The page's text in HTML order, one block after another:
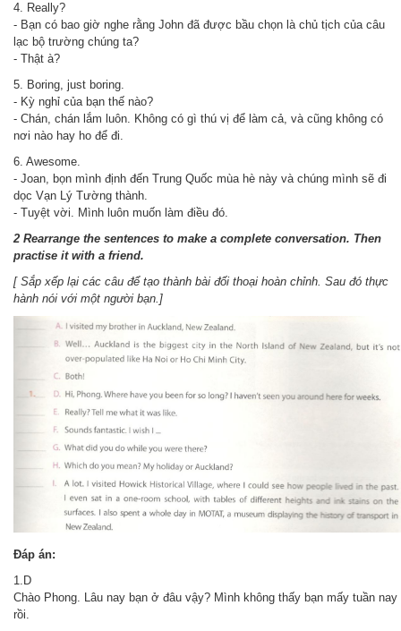
4. Really?
- Bạn có bao giờ nghe rằng John đã được bầu chọn là chủ tịch của câu
lạc bộ trường chúng ta?
- Thật à?
5. Boring, just boring.
- Kỳ nghỉ của bạn thế nào?
- Chán, chán lắm luôn. Không có gì thú vị để làm cả, và cũng không có
nơi nào hay ho để đi.
6. Awesome.
- Joan, bọn mình định đến Trung Quốc mùa hè này và chúng mình sẽ đi
dọc Vạn Lý Tường thành.
- Tuyệt vời. Mình luôn muốn làm điều đó.
2 Rearrange the sentences to make a complete conversation. Then
practise it with a friend.
[ Sắp xếp lại các câu để tạo thành bài đối thoại hoàn chỉnh. Sau đó thực
hành nói với một người bạn.]
Đáp án:
1.D
Chào Phong. Lâu nay bạn ở đâu vậy? Mình không thấy bạn mấy tuần nay
rồi.